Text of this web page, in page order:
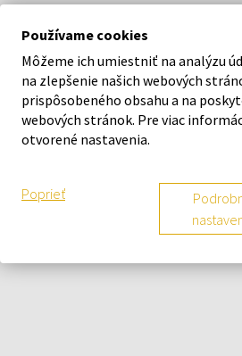
POPIS
Zvodná vôňa
povedomá. Úplné
nevšimnúť, nieto ju
lásky. Pulz sa zrýchľuje.
Cavalli. Je to krémová
Otvára sa oslňujúcimi
esenciálneho oleja
vznešenosť. Svieža,
Používame cookies
Môžeme ich umiestniť na analýzu
na zlepšenie našich webových
prispôsobeného obsahu a na
webových stránok. Pre viac
otvorené nastavenia.
Poprieť